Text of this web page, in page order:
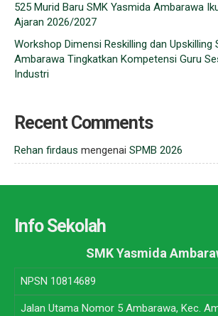
525 Murid Baru SMK Yasmida Ambarawa
Ajaran 2026/2027
Workshop Dimensi Reskilling dan Upskilling
Ambarawa Tingkatkan Kompetensi Guru
Industri
Recent Comments
Rehan firdaus mengenai SPMB 2026
Info Sekolah
SMK Yasmida
NPSN 10814689
Jalan Utama Nomor 5 Ambarawa, Kec.